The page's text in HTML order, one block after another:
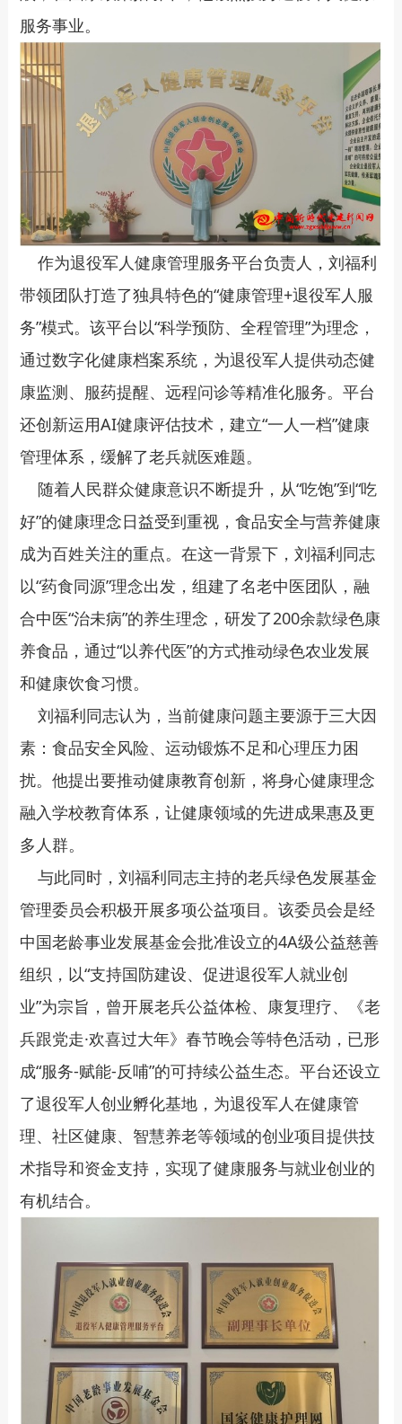
服务事业。
作为退役军人健康管理服务平台负责人，刘福利
带领团队打造了独具特色的“健康管理+退役军人服
务”模式。该平台以“科学预防、全程管理”为理念，
通过数字化健康档案系统，为退役军人提供动态健
康监测、服药提醒、远程问诊等精准化服务。平台
还创新运用AI健康评估技术，建立“一人一档”健康
管理体系，缓解了老兵就医难题。
随着人民群众健康意识不断提升，从“吃饱”到“吃
好”的健康理念日益受到重视，食品安全与营养健康
成为百姓关注的重点。在这一背景下，刘福利同志
以“药食同源”理念出发，组建了名老中医团队，融
合中医“治未病”的养生理念，研发了200余款绿色康
养食品，通过“以养代医”的方式推动绿色农业发展
和健康饮食习惯。
刘福利同志认为，当前健康问题主要源于三大因
素：食品安全风险、运动锻炼不足和心理压力困
扰。他提出要推动健康教育创新，将身心健康理念
融入学校教育体系，让健康领域的先进成果惠及更
多人群。
与此同时，刘福利同志主持的老兵绿色发展基金
管理委员会积极开展多项公益项目。该委员会是经
中国老龄事业发展基金会批准设立的4A级公益慈善
组织，以“支持国防建设、促进退役军人就业创
业”为宗旨，曾开展老兵公益体检、康复理疗、《老
兵跟党走·欢喜过大年》春节晚会等特色活动，已形
成“服务-赋能-反哺”的可持续公益生态。平台还设立
了退役军人创业孵化基地，为退役军人在健康管
理、社区健康、智慧养老等领域的创业项目提供技
术指导和资金支持，实现了健康服务与就业创业的
有机结合。